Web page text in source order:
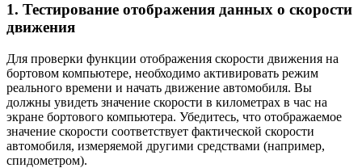
1. Тестирование отображения данных о скорости
движения
Для проверки функции отображения скорости движения на
бортовом компьютере, необходимо активировать режим
реального времени и начать движение автомобиля. Вы
должны увидеть значение скорости в километрах в час на
экране бортового компьютера. Убедитесь, что отображаемое
значение скорости соответствует фактической скорости
автомобиля, измеряемой другими средствами (например,
спидометром).